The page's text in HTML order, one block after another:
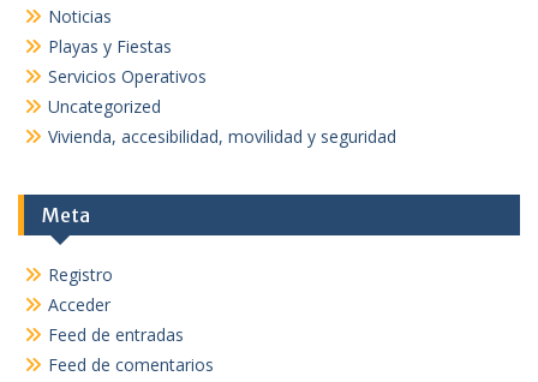
Noticias
Playas y Fiestas
Servicios Operativos
Uncategorized
Vivienda, accesibilidad, movilidad y seguridad
Meta
Registro
Acceder
Feed de entradas
Feed de comentarios